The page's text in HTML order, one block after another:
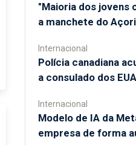
"Maioria dos jovens
a manchete do
Internacional
Polícia canadiana
a consulado dos
Internacional
Modelo de IA da
empresa de forma